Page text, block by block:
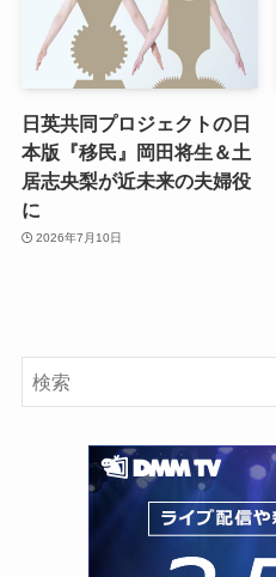
日英共同プロジェクトの日
本版『移民』岡田将生＆土
居志央梨が近未来の夫婦役
に
2026年7月10日